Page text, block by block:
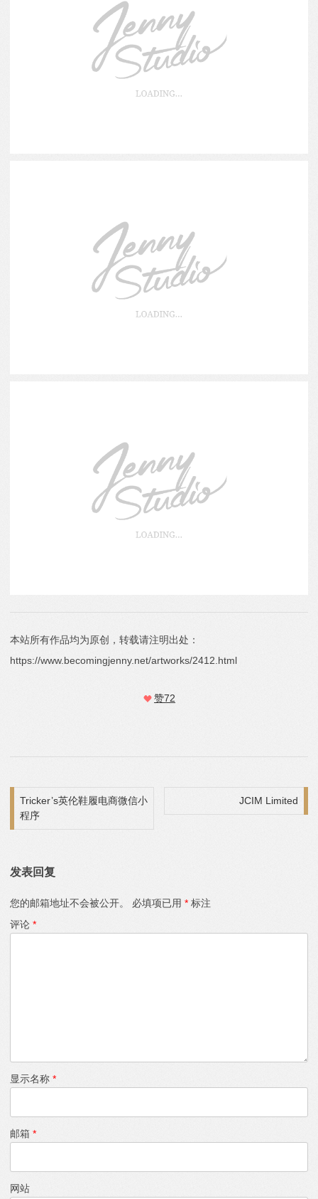
本站所有作品均为原创，转载请注明出处：
https://www.becomingjenny.net/artworks/2412.html
赞72
文章导航
Tricker’s英伦鞋履电商微信小
程序
JCIM Limited
发表回复
您的邮箱地址不会被公开。 必填项已用 * 标注
评论 *
显示名称 *
邮箱 *
网站